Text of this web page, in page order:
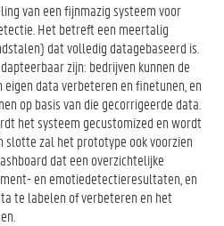
van een fijnmazig systeem voor
Het betreft een meertalig
dat volledig datagebaseerd is.
zijn: bedrijven kunnen de
data verbeteren en finetunen, en
op basis van die gecorrigeerde data.
het systeem gecustomized en wordt
slotte zal het prototype ook voorzien
dat een overzichtelijke
en emotiedetectieresultaten, en
te labelen of verbeteren en het